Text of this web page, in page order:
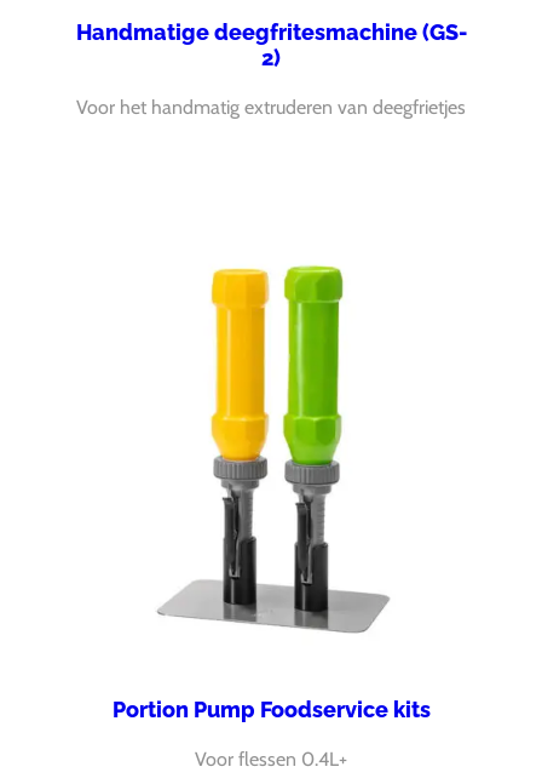
Handmatige deegfritesmachine (GS-
2)
Voor het handmatig extruderen van deegfrietjes
Portion Pump Foodservice kits
Voor flessen 0.4L+